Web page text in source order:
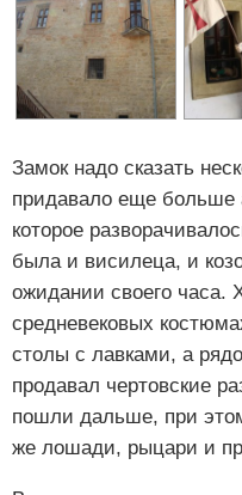
Замок надо сказать
придавало еще больше
которое
была и висилеца, и
ожидании своего часа.
средневековых
столы с лавками, а
продавал чертовские
пошли дальше, при
же лошади, рыцари и